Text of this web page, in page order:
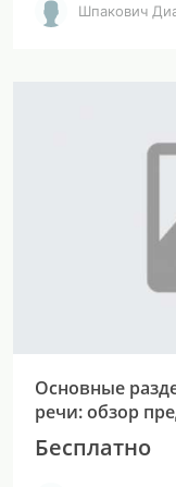
Шпакович
Основные
речи: обзор
Бесплатно